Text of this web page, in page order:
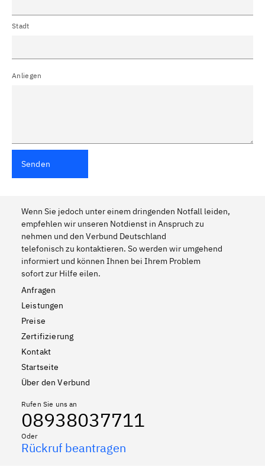
Stadt
Anliegen
Senden
Wenn Sie jedoch unter einem dringenden Notfall leiden,
empfehlen wir unseren Notdienst in Anspruch zu
nehmen und den Verbund Deutschland
telefonisch zu kontaktieren. So werden wir umgehend
informiert und können Ihnen bei Ihrem Problem
sofort zur Hilfe eilen.
Anfragen
Leistungen
Preise
Zertifizierung
Kontakt
Startseite
Über den Verbund
Rufen Sie uns an
08938037711
Oder
Rückruf beantragen